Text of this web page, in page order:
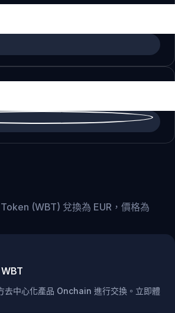
(WBT) 兌換為 EUR，價格為
去中心化產品 Onchain 進行交換。立即體